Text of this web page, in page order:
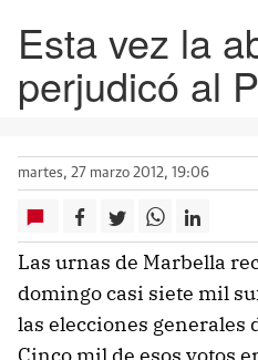
Esta vez la
perjudicó al
martes, 27 marzo 2012, 19:06
Las urnas de Marbella
domingo casi siete mil
las elecciones generales